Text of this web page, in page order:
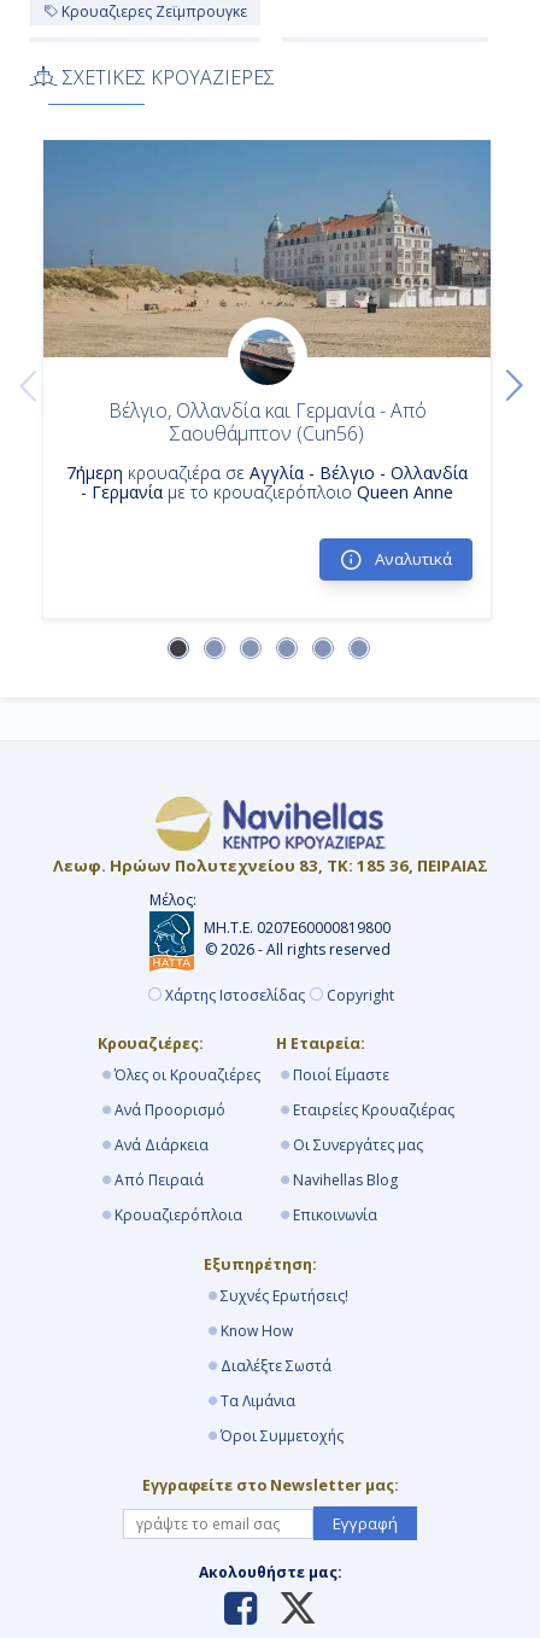
Κρουαζιερες Ζεϊμπρουγκε
ΣΧΕΤΙΚΕΣ ΚΡΟΥΑΖΙΕΡΕΣ
Βέλγιο, Ολλανδία και Γερμανία - Από
Σαουθάμπτον (Cun56)
7ήμερη κρουαζιέρα σε Αγγλία - Βέλγιο - Ολλανδία
- Γερμανία με το κρουαζιερόπλοιοQueen Anne
Αναλυτικά
Λεωφ. Ηρώων Πολυτεχνείου 83, ΤΚ: 185 36, ΠΕΙΡΑΙΑΣ
Μέλος:
ΜΗ.Τ.Ε. 0207Ε60000819800
© 2026 - All rights reserved
Χάρτης Ιστοσελίδας Copyright
Κρουαζιέρες:
Όλες οι Κρουαζιέρες
Ανά Προορισμό
Ανά Διάρκεια
Από Πειραιά
Κρουαζιερόπλοια
Η Εταιρεία:
Ποιοί Είμαστε
Εταιρείες Κρουαζιέρας
Οι Συνεργάτες μας
Navihellas Blog
Επικοινωνία
Εξυπηρέτηση:
Συχνές Ερωτήσεις!
Know How
Διαλέξτε Σωστά
Τα Λιμάνια
Όροι Συμμετοχής
Εγγραφείτε στο Newsletter μας:
Εγγραφή
Ακολουθήστε μας: